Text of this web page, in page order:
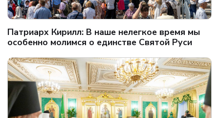
Патриарх Кирилл: В наше нелегкое время мы
особенно молимся о единстве Святой Руси